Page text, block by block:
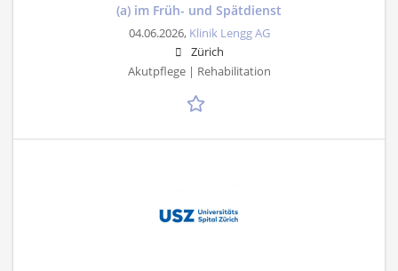
(a) im Früh- und Spätdienst
04.06.2026, Klinik Lengg AG
Zürich
Akutpflege | Rehabilitation